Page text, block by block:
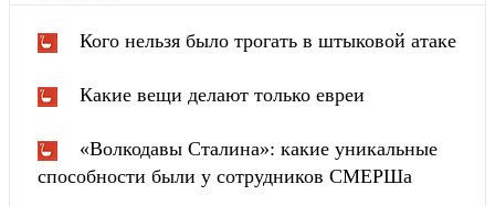
Кого нельзя было трогать в штыковой атаке
Какие вещи делают только евреи
«Волкодавы Сталина»: какие уникальные
способности были у сотрудников СМЕРШа